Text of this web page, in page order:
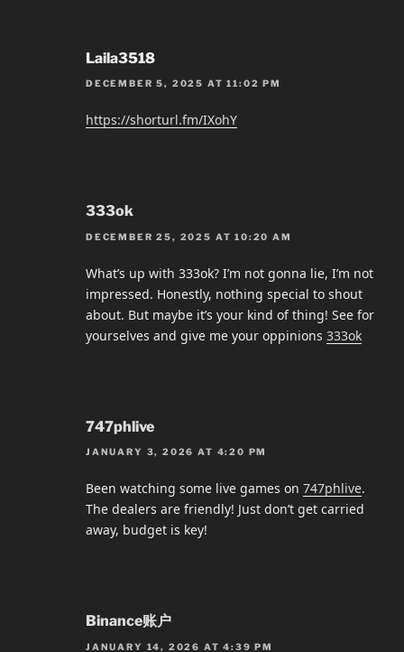
Laila3518
DECEMBER 5, 2025 AT 11:02 PM
https://shorturl.fm/IXohY
333ok
DECEMBER 25, 2025 AT 10:20 AM
What’s up with 333ok? I’m not gonna lie, I’m not
impressed. Honestly, nothing special to shout
about. But maybe it’s your kind of thing! See for
yourselves and give me your oppinions 333ok
747phlive
JANUARY 3, 2026 AT 4:20 PM
Been watching some live games on 747phlive.
The dealers are friendly! Just don’t get carried
away, budget is key!
Binance账户
JANUARY 14, 2026 AT 4:39 PM